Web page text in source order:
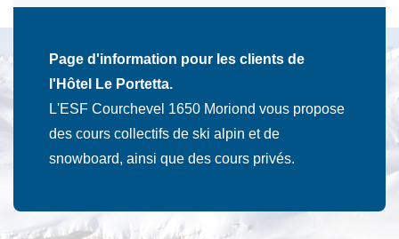
Page d'information pour les clients de
l'Hôtel Le Portetta.
L'ESF Courchevel 1650 Moriond vous propose
des cours collectifs de ski alpin et de
snowboard, ainsi que des cours privés.